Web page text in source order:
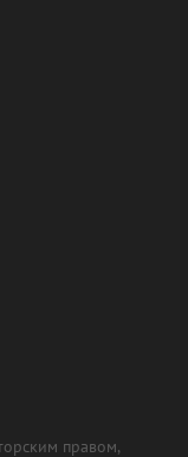
правом,